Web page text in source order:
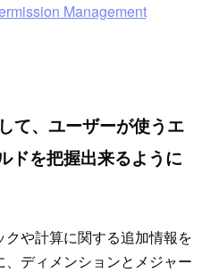
Management
て、ユーザーが使うエ
ドを把握出来るように
や計算に関する追加情報を
ディメンションとメジャー